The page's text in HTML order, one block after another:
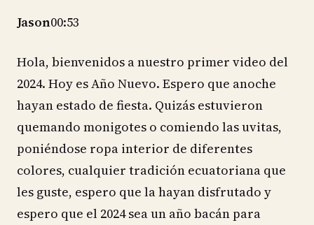
Jason00:53
Hola, bienvenidos a nuestro primer video del
2024. Hoy es Año Nuevo. Espero que anoche
hayan estado de fiesta. Quizás estuvieron
quemando monigotes o comiendo las uvitas,
poniéndose ropa interior de diferentes
colores, cualquier tradición ecuatoriana que
les guste, espero que la hayan disfrutado y
espero que el 2024 sea un año bacán para